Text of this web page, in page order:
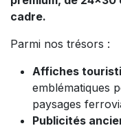
cadre.
Parmi nos trésors :
Affiches
emblématiques
paysages
Publicités